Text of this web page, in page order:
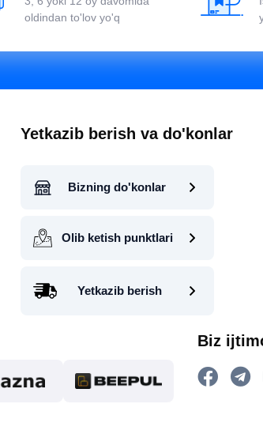
oldindan to'lov yo'q
Yetkazib berish va do'konlar
Bizning do'konlar
Olib ketish punktlari
Yetkazib berish
Biz